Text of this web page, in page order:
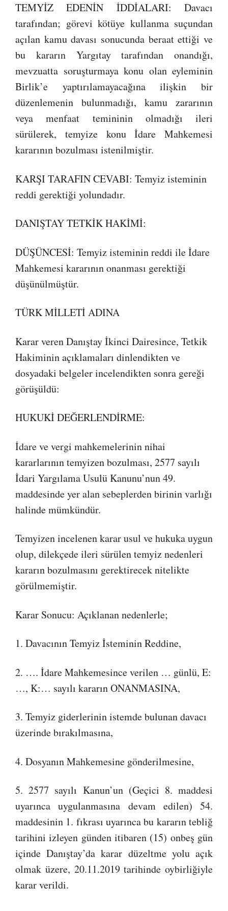
TEMYİZ EDENİN İDDİALARI: Davacı
tarafından; görevi kötüye kullanma suçundan
açılan kamu davası sonucunda beraat ettiği ve
bu kararın Yargıtay tarafından onandığı,
mevzuatta soruşturmaya konu olan eyleminin
Birlik’e yaptırılamayacağına ilişkin bir
düzenlemenin bulunmadığı, kamu zararının
veya menfaat temininin olmadığı ileri
sürülerek, temyize konu İdare Mahkemesi
kararının bozulması istenilmiştir.
KARŞI TARAFIN CEVABI: Temyiz isteminin
reddi gerektiği yolundadır.
DANIŞTAY TETKİK HAKİMİ:
DÜŞÜNCESİ: Temyiz isteminin reddi ile İdare
Mahkemesi kararının onanması gerektiği
düşünülmüştür.
TÜRK MİLLETİ ADINA
Karar veren Danıştay İkinci Dairesince, Tetkik
Hakiminin açıklamaları dinlendikten ve
dosyadaki belgeler incelendikten sonra gereği
görüşüldü:
HUKUKİ DEĞERLENDİRME:
İdare ve vergi mahkemelerinin nihai
kararlarının temyizen bozulması, 2577 sayılı
İdari Yargılama Usulü Kanunu’nun 49.
maddesinde yer alan sebeplerden birinin varlığı
halinde mümkündür.
Temyizen incelenen karar usul ve hukuka uygun
olup, dilekçede ileri sürülen temyiz nedenleri
kararın bozulmasını gerektirecek nitelikte
görülmemiştir.
Karar Sonucu: Açıklanan nedenlerle;
1. Davacının Temyiz İsteminin Reddine,
2. …. İdare Mahkemesince verilen … günlü, E:
…, K:… sayılı kararın ONANMASINA,
3. Temyiz giderlerinin istemde bulunan davacı
üzerinde bırakılmasına,
4. Dosyanın Mahkemesine gönderilmesine,
5. 2577 sayılı Kanun’un (Geçici 8. maddesi
uyarınca uygulanmasına devam edilen) 54.
maddesinin 1. fıkrası uyarınca bu kararın tebliğ
tarihini izleyen günden itibaren (15) onbeş gün
içinde Danıştay’da karar düzeltme yolu açık
olmak üzere, 20.11.2019 tarihinde oybirliğiyle
karar verildi.